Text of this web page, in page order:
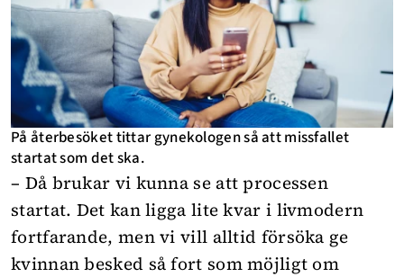
På återbesöket tittar gynekologen så att missfallet
startat som det ska.
– Då brukar vi kunna se att processen
startat. Det kan ligga lite kvar i livmodern
fortfarande, men vi vill alltid försöka ge
kvinnan besked så fort som möjligt om